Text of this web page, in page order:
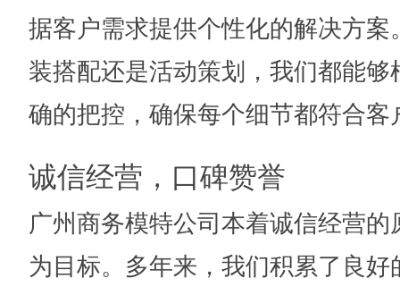
据客户需求提供个性化的解决方
装搭配还是活动策划，我们都能
确的把控，确保每个细节都符合客
诚信经营，口碑赞誉
广州商务模特公司本着诚信经营
为目标。多年来，我们积累了良